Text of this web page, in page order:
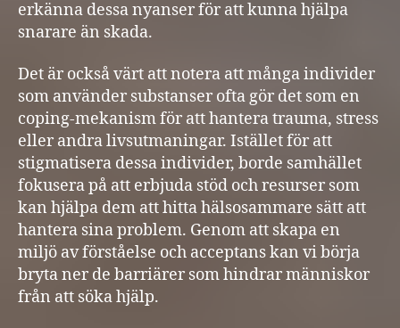
erkänna dessa nyanser för att kunna hjälpa
snarare än skada.
Det är också värt att notera att många individer
som använder substanser ofta gör det som en
coping-mekanism för att hantera trauma, stress
eller andra livsutmaningar. Istället för att
stigmatisera dessa individer, borde samhället
fokusera på att erbjuda stöd och resurser som
kan hjälpa dem att hitta hälsosammare sätt att
hantera sina problem. Genom att skapa en
miljö av förståelse och acceptans kan vi börja
bryta ner de barriärer som hindrar människor
från att söka hjälp.